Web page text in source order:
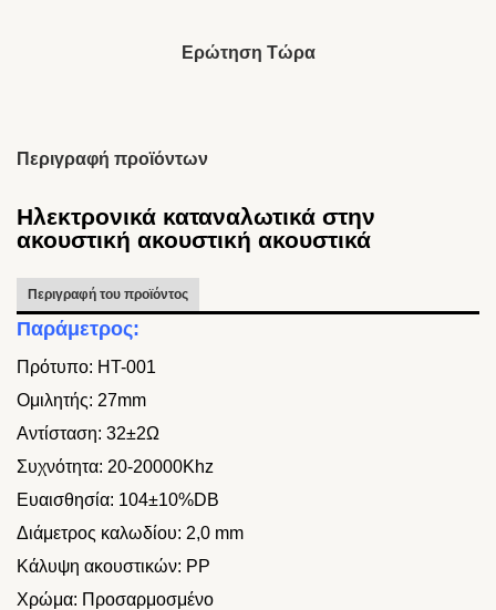
Ερώτηση Τώρα
Περιγραφή προϊόντων
Ηλεκτρονικά καταναλωτικά στην
ακουστική ακουστική ακουστικά
Περιγραφή του προϊόντος
Παράμετρος:
Πρότυπο: HT-001
Ομιλητής: 27mm
Αντίσταση: 32±2Ω
Συχνότητα: 20-20000Khz
Ευαισθησία: 104±10%DB
Διάμετρος καλωδίου: 2,0 mm
Κάλυψη ακουστικών: PP
Χρώμα: Προσαρμοσμένο